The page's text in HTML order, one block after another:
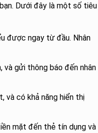
Dưới đây là một số tiêu
được ngay từ đầu. Nhân
gửi thông báo đến nhân
và có khả năng hiển thị
mặt đến thẻ tín dụng và